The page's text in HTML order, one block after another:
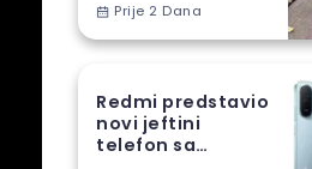
serije
Prije 2 Dana
Redmi predstavio
novi jeftini
telefon sa